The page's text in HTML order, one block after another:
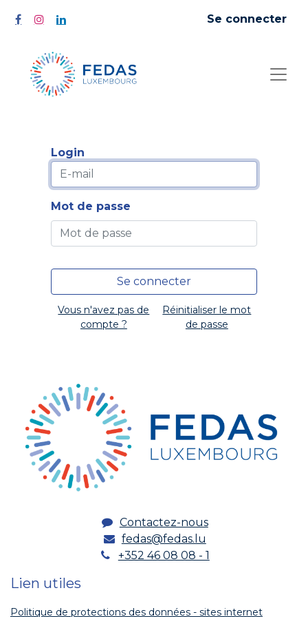
Se connecter
Login
Mot de passe
Se connecter
Vous n'avez pas de
compte ?
Réinitialiser le mot
de passe
Contactez-nous
fedas@fedas.lu
+352 46 08 08 - 1
Lien utiles
Politique de protections des données - sites internet